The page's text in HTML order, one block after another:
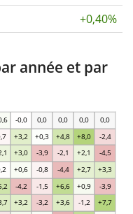
+0,40%
année et par
+3,2 -3,2 +3,6 -1,2 +7,7
-4,2 -1,5 +6,6 +0,9 -3,9
+0,6 -0,8 -4,4 +2,7 +3,3
+3,0 -3,9 -2,1 +2,1 -4,5
+3,2 +0,3 +4,8 +8,0 -2,4
-0,0 0,0 0,0 0,0 0,0